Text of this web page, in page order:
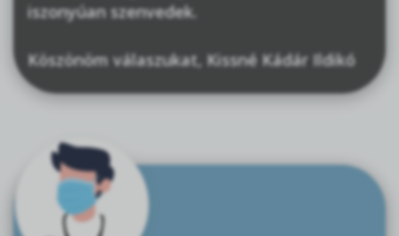
iszonyúan szenvedek.
Köszönöm válaszukat, Kissné Kádár Ildikó